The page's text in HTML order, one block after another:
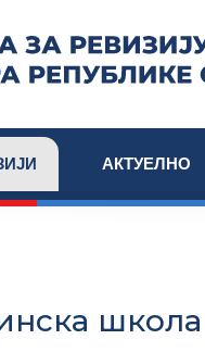
АКТУЕЛНО
школа